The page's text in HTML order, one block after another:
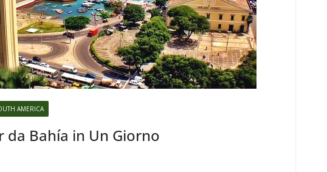
AMERICA
da Bahía in Un Giorno